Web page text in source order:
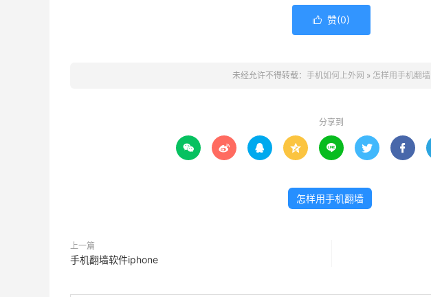
 赞(0)
未经允许不得转载： 手机如何上外网 » 怎样用手机翻墙
分享到
      
怎样用手机翻墙
上一篇
手机翻墙软件iphone